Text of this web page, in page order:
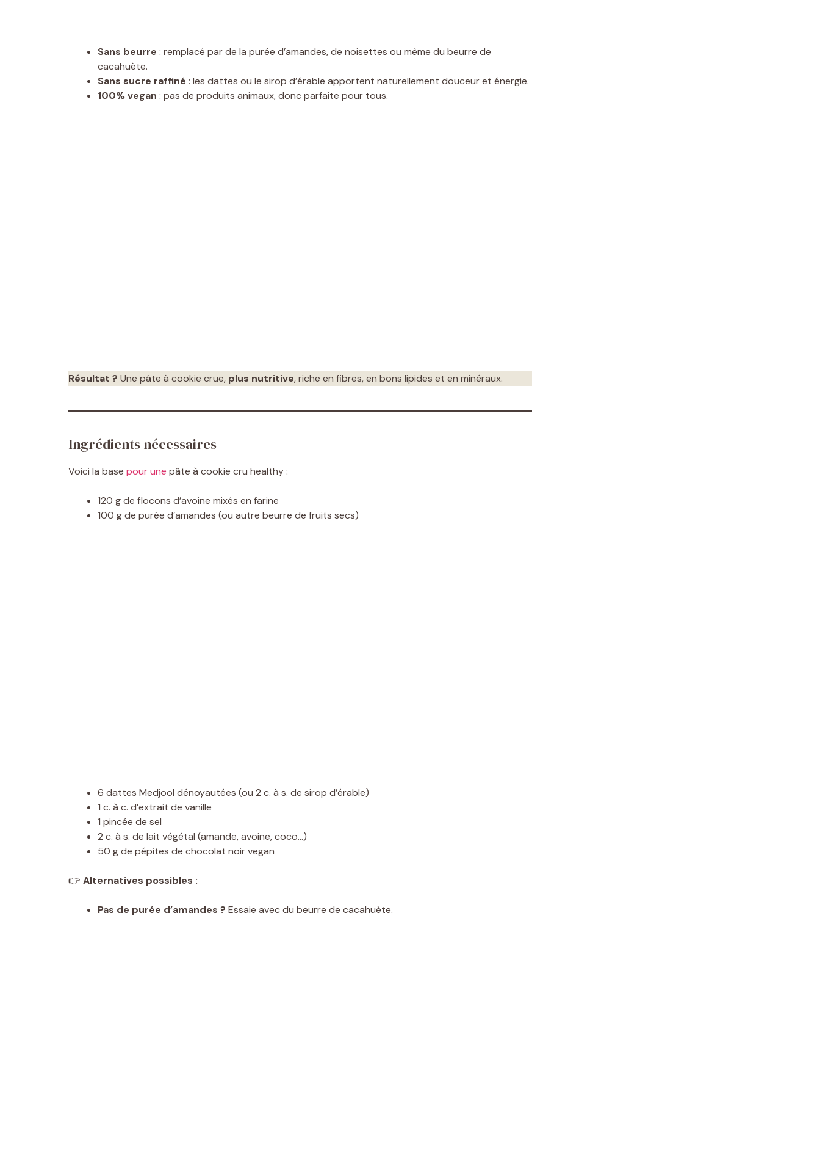
Sans beurre : remplacé par de la purée d’amandes, de noisettes ou même du beurre de
cacahuète.
Sans sucre raffiné : les dattes ou le sirop d’érable apportent naturellement douceur et énergie.
100% vegan : pas de produits animaux, donc parfaite pour tous.
Résultat ? Une pâte à cookie crue, plus nutritive, riche en fibres, en bons lipides et en minéraux.
Ingrédients nécessaires
Voici la base pour une pâte à cookie cru healthy :
120 g de flocons d’avoine mixés en farine
100 g de purée d’amandes (ou autre beurre de fruits secs)
6 dattes Medjool dénoyautées (ou 2 c. à s. de sirop d’érable)
1 c. à c. d’extrait de vanille
1 pincée de sel
2 c. à s. de lait végétal (amande, avoine, coco…)
50 g de pépites de chocolat noir vegan
👉 Alternatives possibles :
Pas de purée d’amandes ? Essaie avec du beurre de cacahuète.